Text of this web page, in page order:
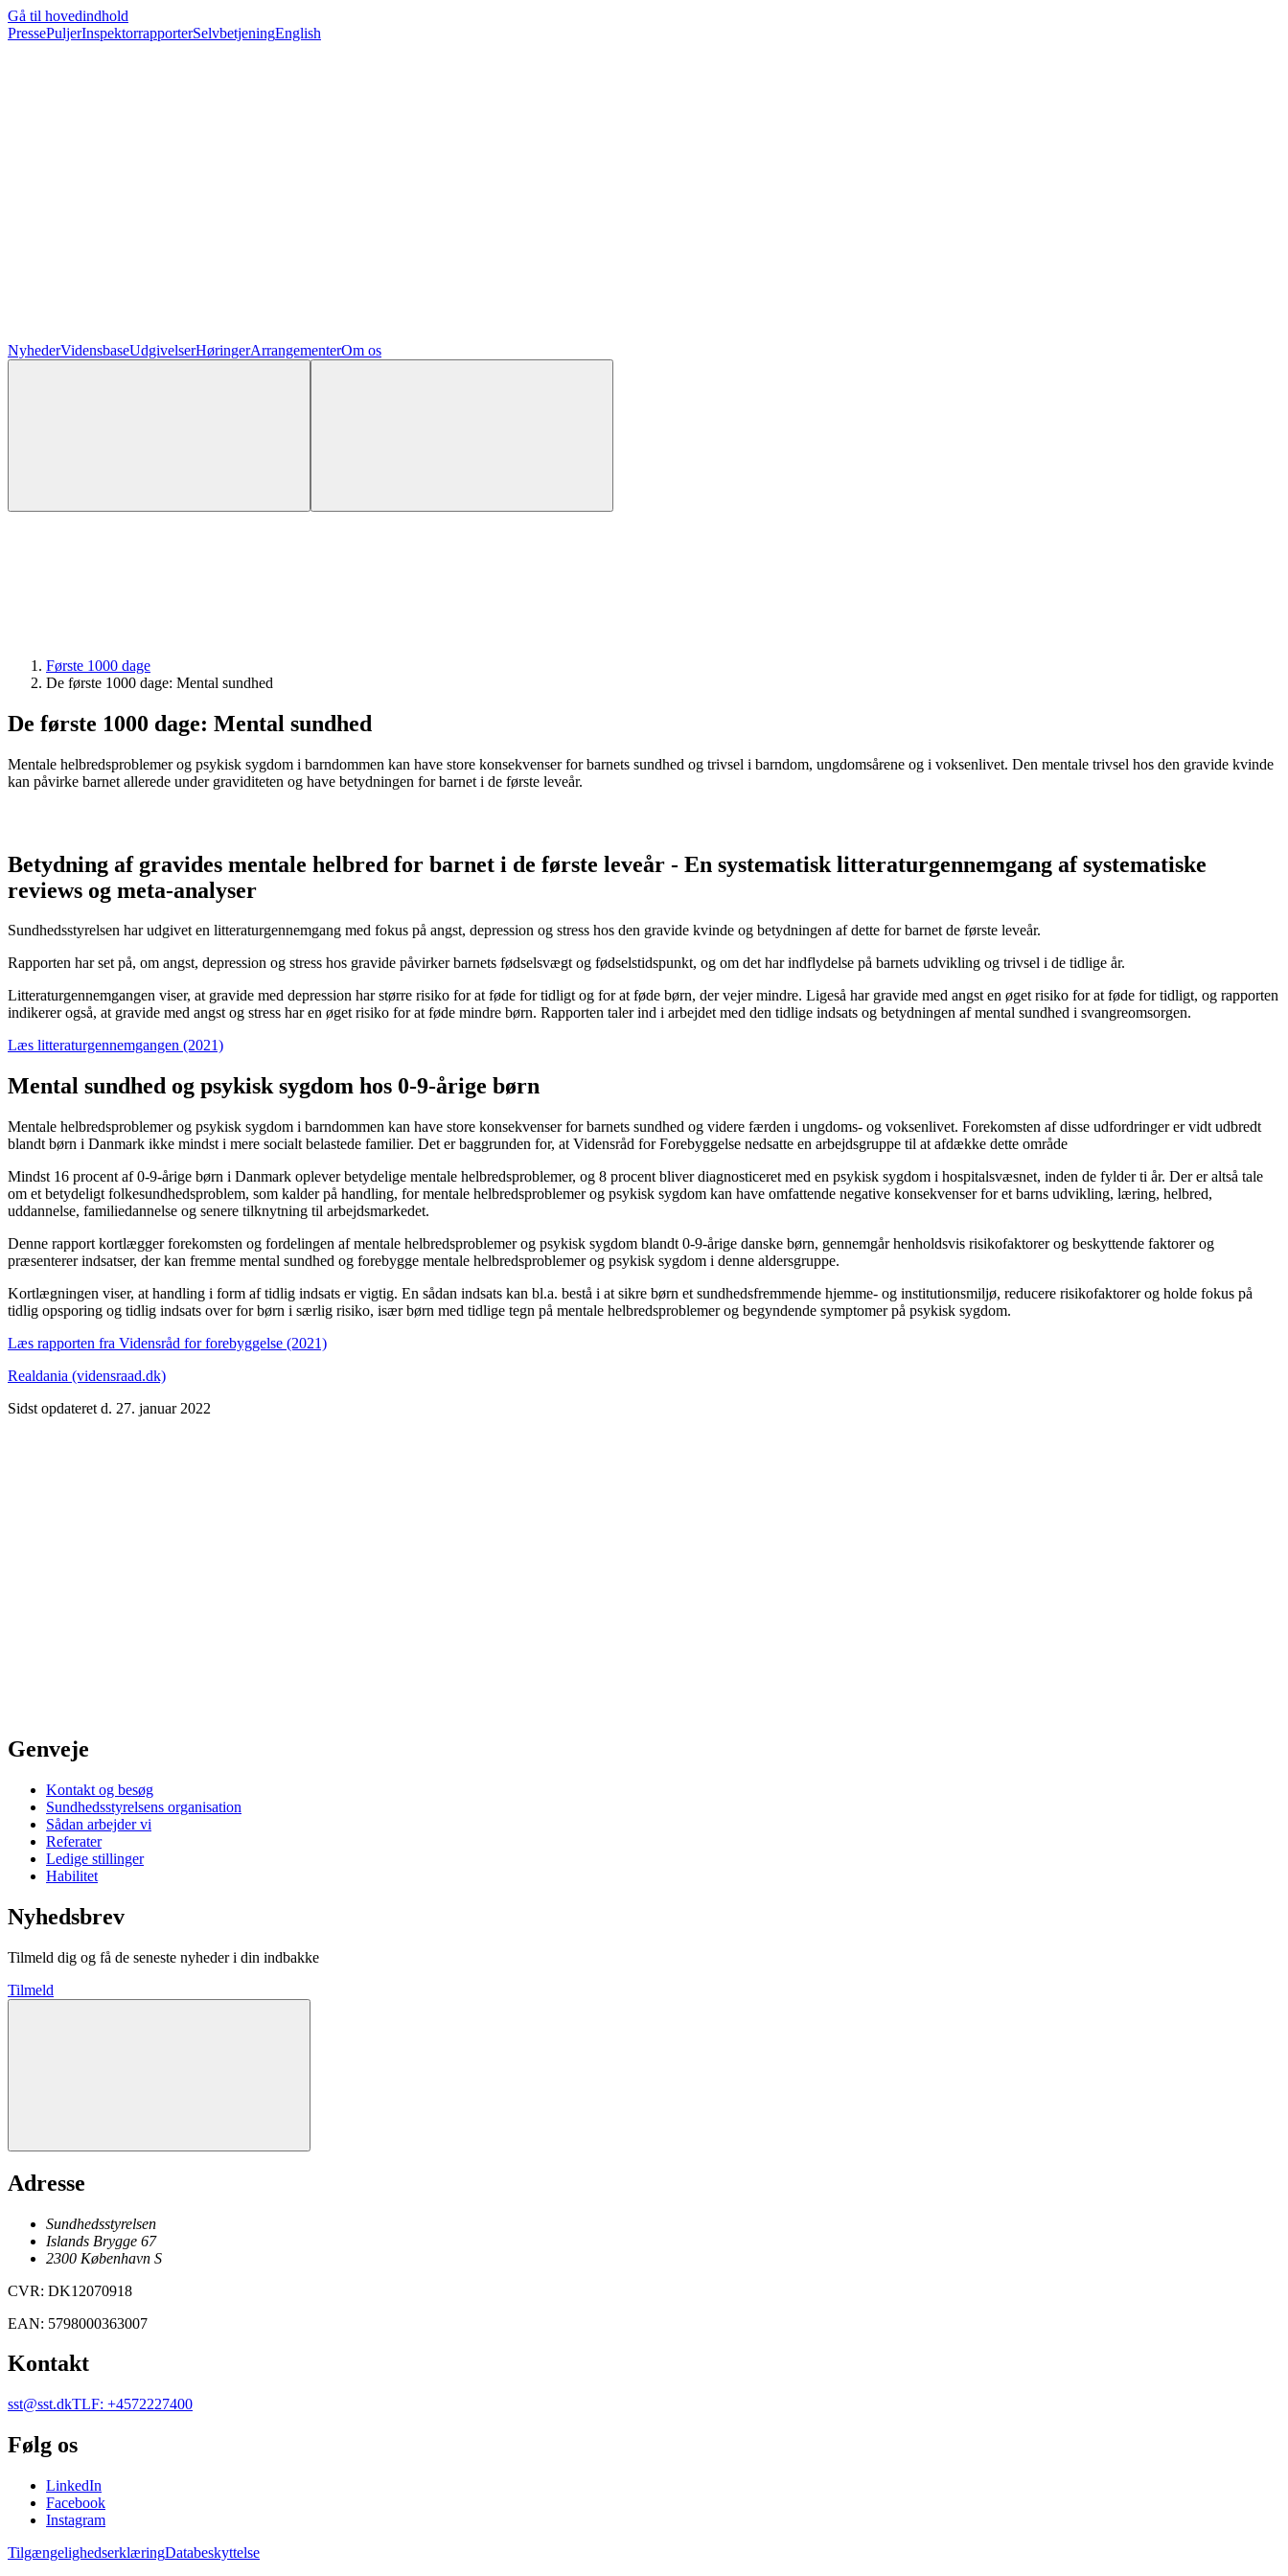
Gå til hovedindhold
PressePuljerInspektorrapporterSelvbetjeningEnglish
NyhederVidensbaseUdgivelserHøringerArrangementerOm os
Første 1000 dage
De første 1000 dage: Mental sundhed
De første 1000 dage: Mental sundhed
Mentale helbredsproblemer og psykisk sygdom i barndommen kan have store konsekvenser for barnets sundhed og trivsel i barndom, ungdomsårene og i voksenlivet. Den mentale trivsel hos den gravide kvinde
kan påvirke barnet allerede under graviditeten og have betydningen for barnet i de første leveår.
Betydning af gravides mentale helbred for barnet i de første leveår - En systematisk litteraturgennemgang af systematiske
reviews og meta-analyser
Sundhedsstyrelsen har udgivet en litteraturgennemgang med fokus på angst, depression og stress hos den gravide kvinde og betydningen af dette for barnet de første leveår.
Rapporten har set på, om angst, depression og stress hos gravide påvirker barnets fødselsvægt og fødselstidspunkt, og om det har indflydelse på barnets udvikling og trivsel i de tidlige år.
Litteraturgennemgangen viser, at gravide med depression har større risiko for at føde for tidligt og for at føde børn, der vejer mindre. Ligeså har gravide med angst en øget risiko for at føde for tidligt, og rapporten
indikerer også, at gravide med angst og stress har en øget risiko for at føde mindre børn. Rapporten taler ind i arbejdet med den tidlige indsats og betydningen af mental sundhed i svangreomsorgen.
Læs litteraturgennemgangen (2021)
Mental sundhed og psykisk sygdom hos 0-9-årige børn
Mentale helbredsproblemer og psykisk sygdom i barndommen kan have store konsekvenser for barnets sundhed og videre færden i ungdoms- og voksenlivet. Forekomsten af disse udfordringer er vidt udbredt
blandt børn i Danmark ikke mindst i mere socialt belastede familier. Det er baggrunden for, at Vidensråd for Forebyggelse nedsatte en arbejdsgruppe til at afdække dette område
Mindst 16 procent af 0-9-årige børn i Danmark oplever betydelige mentale helbredsproblemer, og 8 procent bliver diagnosticeret med en psykisk sygdom i hospitalsvæsnet, inden de fylder ti år. Der er altså tale
om et betydeligt folkesundhedsproblem, som kalder på handling, for mentale helbredsproblemer og psykisk sygdom kan have omfattende negative konsekvenser for et barns udvikling, læring, helbred,
uddannelse, familiedannelse og senere tilknytning til arbejdsmarkedet.
Denne rapport kortlægger forekomsten og fordelingen af mentale helbredsproblemer og psykisk sygdom blandt 0-9-årige danske børn, gennemgår henholdsvis risikofaktorer og beskyttende faktorer og
præsenterer indsatser, der kan fremme mental sundhed og forebygge mentale helbredsproblemer og psykisk sygdom i denne aldersgruppe.
Kortlægningen viser, at handling i form af tidlig indsats er vigtig. En sådan indsats kan bl.a. bestå i at sikre børn et sundhedsfremmende hjemme- og institutionsmiljø, reducere risikofaktorer og holde fokus på
tidlig opsporing og tidlig indsats over for børn i særlig risiko, især børn med tidlige tegn på mentale helbredsproblemer og begyndende symptomer på psykisk sygdom.
Læs rapporten fra Vidensråd for forebyggelse (2021)
Realdania (vidensraad.dk)
Sidst opdateret d. 27. januar 2022
Genveje
Kontakt og besøg
Sundhedsstyrelsens organisation
Sådan arbejder vi
Referater
Ledige stillinger
Habilitet
Nyhedsbrev
Tilmeld dig og få de seneste nyheder i din indbakke
Tilmeld
Adresse
Sundhedsstyrelsen
Islands Brygge 67
2300 København S
CVR: DK12070918
EAN: 5798000363007
Kontakt
sst@sst.dkTLF: +4572227400
Følg os
LinkedIn
Facebook
Instagram
TilgængelighedserklæringDatabeskyttelse